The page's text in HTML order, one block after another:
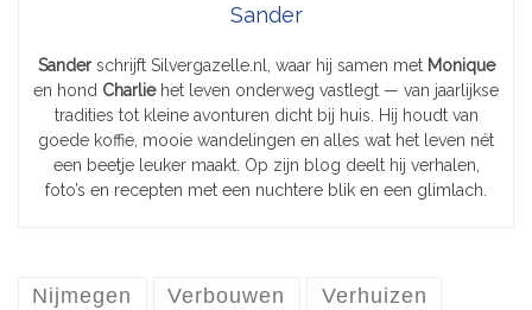
Sander
Sanderschrijft Silvergazelle.nl, waar hij samen met Monique
en hond Charliehet leven onderweg vastlegt — van jaarlijkse
tradities tot kleine avonturen dicht bij huis. Hij houdt van
goede koffie, mooie wandelingen en alles wat het leven nét
een beetje leuker maakt. Op zijn blog deelt hij verhalen,
foto’s en recepten met een nuchtere blik en een glimlach.
Nijmegen Verbouwen Verhuizen